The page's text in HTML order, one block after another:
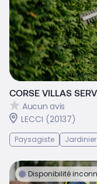
CORSE VILLAS
Aucun avis
LECCI (20137)
Paysagiste Jardinier
Disponibilité